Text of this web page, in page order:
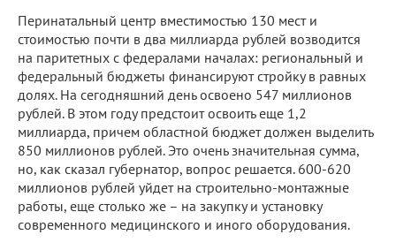
Перинатальный центр вместимостью 130 мест и
стоимостью почти в два миллиарда рублей возводится
на паритетных с федералами началах: региональный и
федеральный бюджеты финансируют стройку в равных
долях. На сегодняшний день освоено 547 миллионов
рублей. В этом году предстоит освоить еще 1,2
миллиарда, причем областной бюджет должен выделить
850 миллионов рублей. Это очень значительная сумма,
но, как сказал губернатор, вопрос решается. 600-620
миллионов рублей уйдет на строительно-монтажные
работы, еще столько же – на закупку и установку
современного медицинского и иного оборудования.